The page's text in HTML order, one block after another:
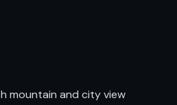
mountain and city view